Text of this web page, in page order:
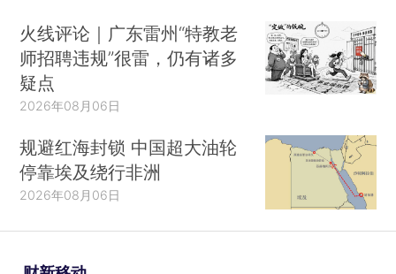
火线评论｜广东雷州“特教老
师招聘违规”很雷，仍有诸多
疑点
2026年08月06日
规避红海封锁 中国超大油轮
停靠埃及绕行非洲
2026年08月06日